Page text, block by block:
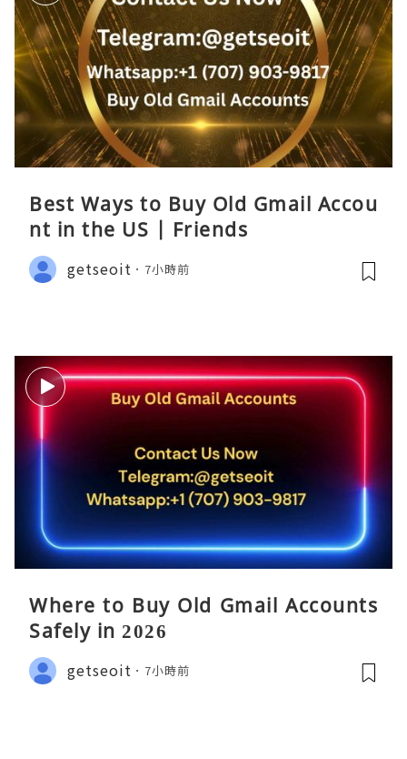
Best Ways to Buy Old Gmail Accou
nt in the US | Friends
getseoit 7小時前
Where to Buy Old Gmail Accounts
Safely in 2026
getseoit 7小時前